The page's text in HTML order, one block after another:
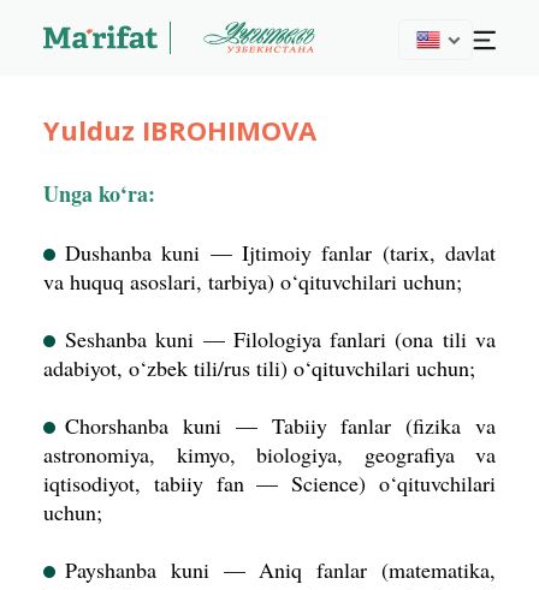
Yulduz IBROHIMOVA
Unga ko‘ra:
Dushanba kuni — Ijtimoiy fanlar (tarix, davlat
va huquq asoslari, tarbiya) o‘qituvchilari uchun;
Seshanba kuni — Filologiya fanlari (ona tili va
adabiyot, o‘zbek tili/rus tili) o‘qituvchilari uchun;
Chorshanba kuni — Tabiiy fanlar (fizika va
astronomiya, kimyo, biologiya, geografiya va
iqtisodiyot, tabiiy fan — Science) o‘qituvchilari
uchun;
Payshanba kuni — Aniq fanlar (matematika,